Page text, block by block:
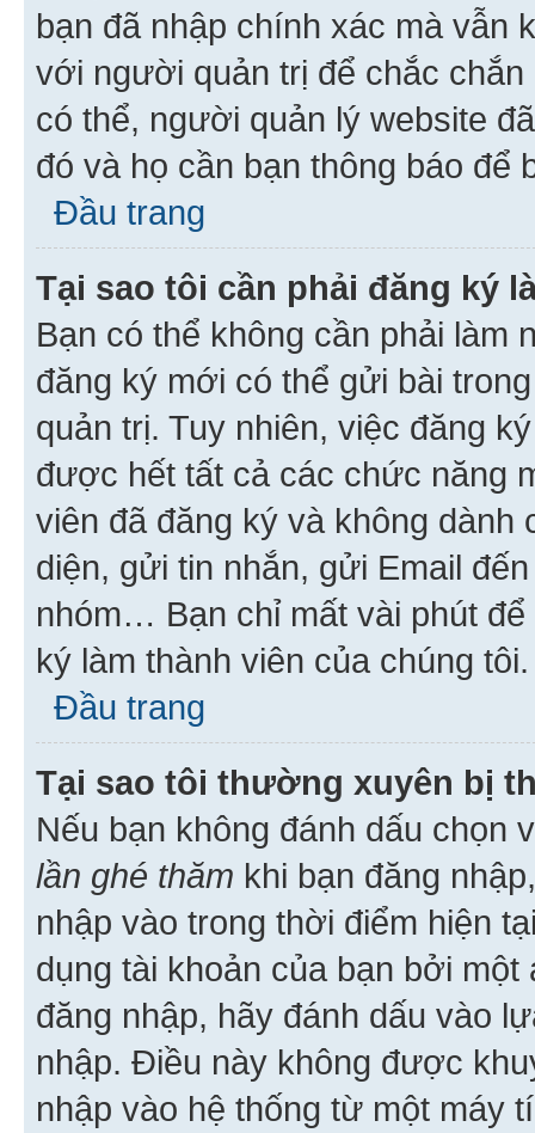
bạn đã nhập chính xác mà vẫn
với người quản trị để chắc
có thể, người quản lý website
đó và họ cần bạn thông báo để
Đầu trang
Tại sao tôi cần phải đăng ký
Bạn có thể không cần phải làm
đăng ký mới có thể gửi bài
quản trị. Tuy nhiên, việc đăng
được hết tất cả các chức năng
viên đã đăng ký và không
diện, gửi tin nhắn, gửi Email
nhóm… Bạn chỉ mất vài phút
ký làm thành viên của chúng tôi.
Đầu trang
Tại sao tôi thường xuyên bị
Nếu bạn không đánh dấu chọn
lần ghé thăm khi bạn đăng
nhập vào trong thời điểm hiện
dụng tài khoản của bạn bởi
đăng nhập, hãy đánh dấu vào
nhập. Điều này không được
nhập vào hệ thống từ một máy